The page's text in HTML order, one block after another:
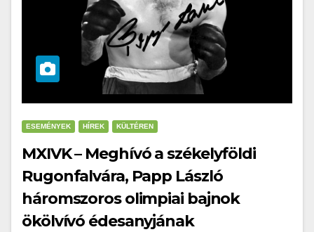
ESEMÉNYEK HÍREK KÜLTÉREN
MXIVK – Meghívó a székelyföldi
Rugonfalvára, Papp László
háromszoros olimpiai bajnok
ökölvívó édesanyjának